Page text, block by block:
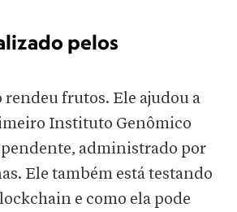
pelos
rendeu frutos. Ele ajudou a
Instituto Genômico
administrado por
Ele também está testando
e como ela pode